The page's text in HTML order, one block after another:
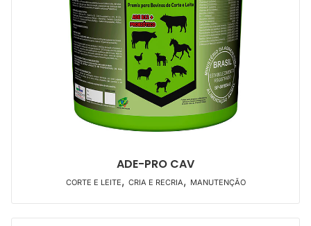
ADE-PRO CAV
CORTE E LEITE, CRIA E RECRIA, MANUTENÇÃO